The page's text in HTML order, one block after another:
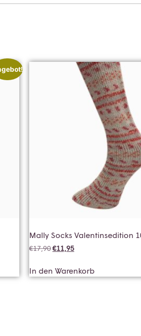
Mally Socks Valentinsedition
€17,90€11,95
In den Warenkorb